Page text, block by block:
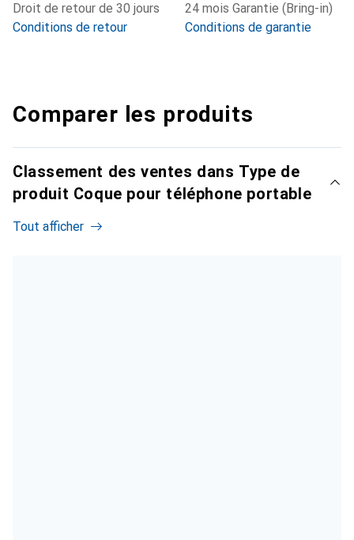
Droit de retour de 30 jours
Conditions de retour
24 mois Garantie (Bring-in)
Conditions de garantie
Comparer les produits
Classement des ventes dans Type de
produit Coque pour téléphone portable
Tout afficher